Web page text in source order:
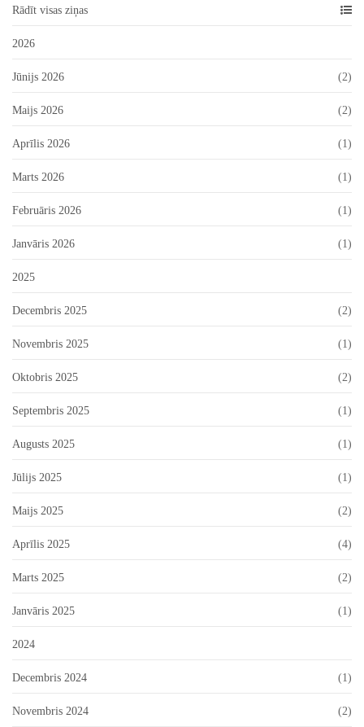
Rādīt visas ziņas
2026
Jūnijs 2026 (2)
Maijs 2026 (2)
Aprīlis 2026 (1)
Marts 2026 (1)
Februāris 2026 (1)
Janvāris 2026 (1)
2025
Decembris 2025 (2)
Novembris 2025 (1)
Oktobris 2025 (2)
Septembris 2025 (1)
Augusts 2025 (1)
Jūlijs 2025 (1)
Maijs 2025 (2)
Aprīlis 2025 (4)
Marts 2025 (2)
Janvāris 2025 (1)
2024
Decembris 2024 (1)
Novembris 2024 (2)